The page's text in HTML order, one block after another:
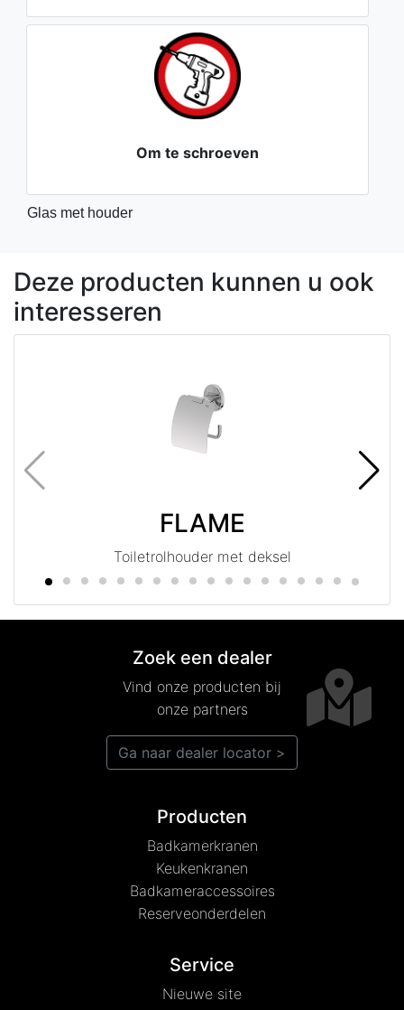
Om te schroeven
Glas met houder
Deze producten kunnen u ook
interesseren
FLAME
Toiletrolhouder met deksel
Producten
Badkamerkranen
Keukenkranen
Badkameraccessoires
Reserveonderdelen
Service
Nieuwe site
Zoek een dealer
Vind onze producten bij
onze partners
Ga naar dealer locator >